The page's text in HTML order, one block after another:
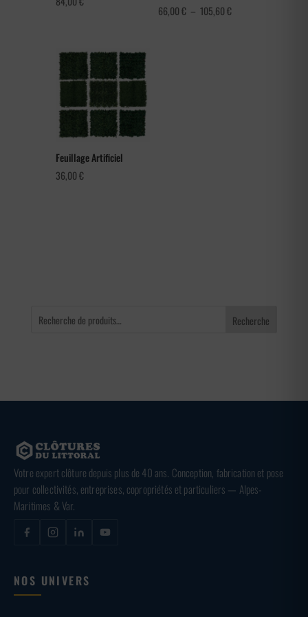
66,00€ – 105,60€Plage
Feuillage Artificiel
36,00€
Recherche
Votre expert clôture depuis plus de 40 ans. Conception, fabrication et pose
pour collectivités, entreprises, copropriétés et particuliers — Alpes-
Maritimes & Var.
NOS UNIVERS